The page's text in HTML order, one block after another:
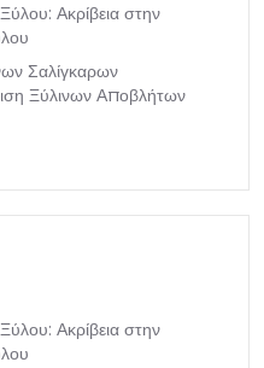
Ακρίβεια στην
Σαλίγκαρων
Ξύλινων Αποβλήτων
Ακρίβεια στην